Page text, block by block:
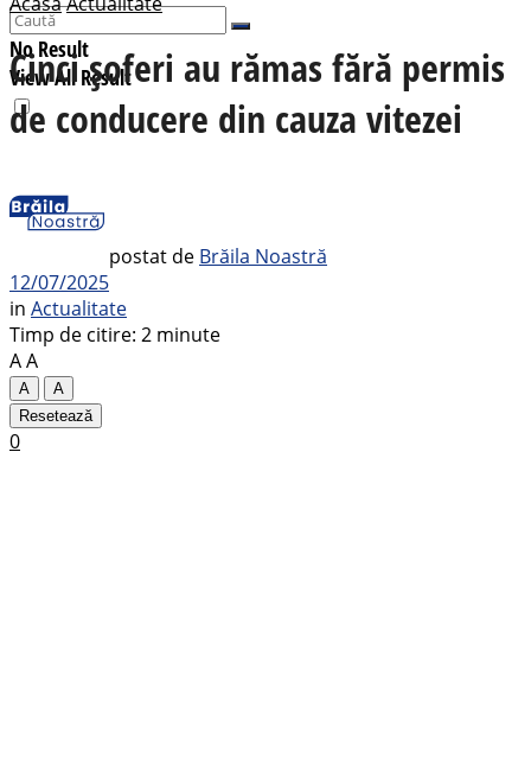
No Result
View All Result
Cinci șoferi au rămas fără permis
de conducere din cauza vitezei
postat de Brăila Noastră
12/07/2025
in Actualitate
Timp de citire: 2 minute
AA
A
A
Resetează
0